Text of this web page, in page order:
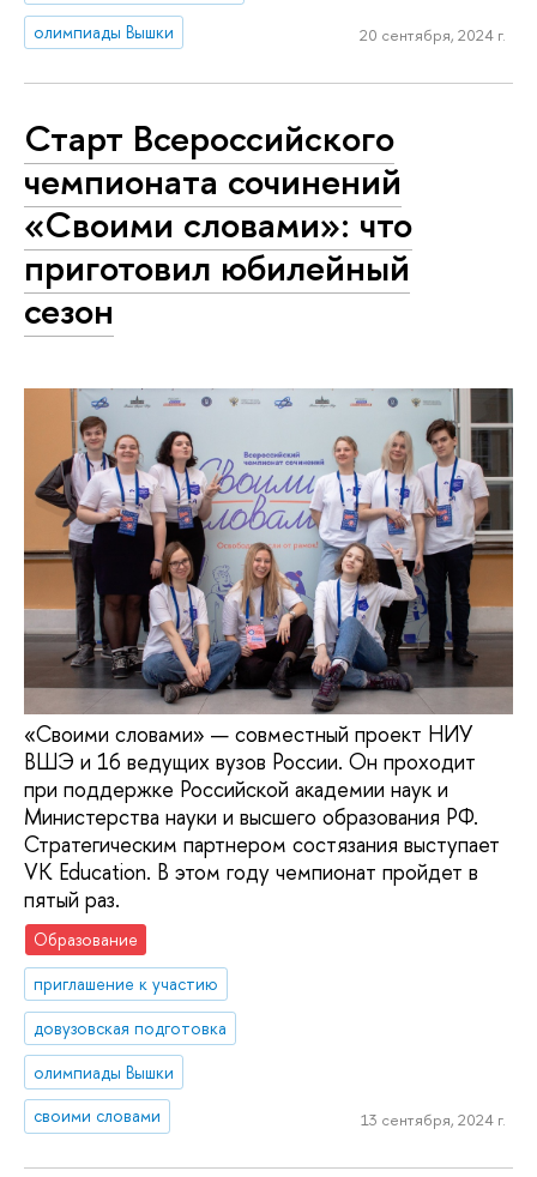
олимпиады Вышки
20 сентября, 2024 г.
Старт Всероссийского
чемпионата сочинений
«Своими словами»: что
приготовил юбилейный
сезон
«Своими словами» — совместный проект НИУ
ВШЭ и 16 ведущих вузов России. Он проходит
при поддержке Российской академии наук и
Министерства науки и высшего образования РФ.
Стратегическим партнером состязания выступает
VK Education. В этом году чемпионат пройдет в
пятый раз.
Образование
приглашение к участию
довузовская подготовка
олимпиады Вышки
своими словами
13 сентября, 2024 г.